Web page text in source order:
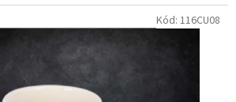
Kód: 116CU08